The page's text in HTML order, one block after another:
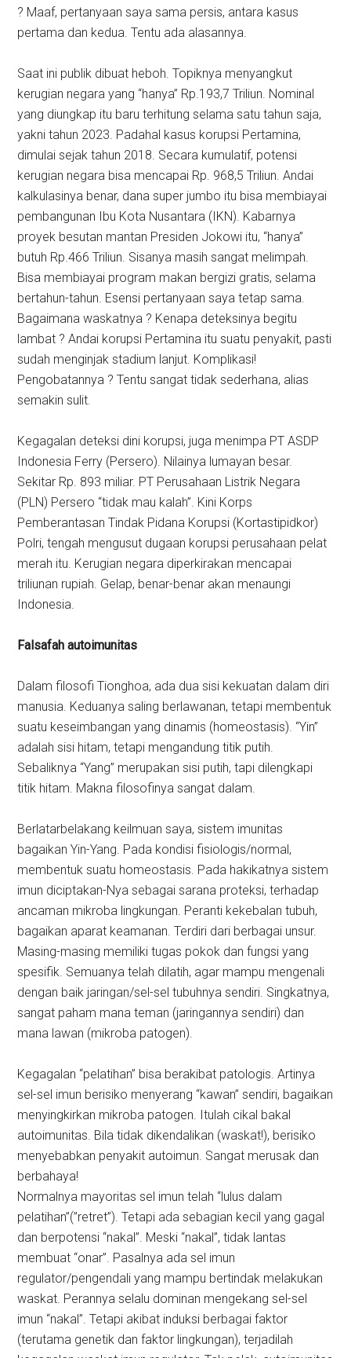
? Maaf, pertanyaan saya sama persis, antara kasus
pertama dan kedua. Tentu ada alasannya.
Saat ini publik dibuat heboh. Topiknya menyangkut
kerugian negara yang “hanya” Rp.193,7 Triliun. Nominal
yang diungkap itu baru terhitung selama satu tahun saja,
yakni tahun 2023. Padahal kasus korupsi Pertamina,
dimulai sejak tahun 2018. Secara kumulatif, potensi
kerugian negara bisa mencapai Rp. 968,5 Triliun. Andai
kalkulasinya benar, dana super jumbo itu bisa membiayai
pembangunan Ibu Kota Nusantara (IKN). Kabarnya
proyek besutan mantan Presiden Jokowi itu, “hanya”
butuh Rp.466 Triliun. Sisanya masih sangat melimpah.
Bisa membiayai program makan bergizi gratis, selama
bertahun-tahun. Esensi pertanyaan saya tetap sama.
Bagaimana waskatnya ? Kenapa deteksinya begitu
lambat ? Andai korupsi Pertamina itu suatu penyakit, pasti
sudah menginjak stadium lanjut. Komplikasi!
Pengobatannya ? Tentu sangat tidak sederhana, alias
semakin sulit.
Kegagalan deteksi dini korupsi, juga menimpa PT ASDP
Indonesia Ferry (Persero). Nilainya lumayan besar.
Sekitar Rp. 893 miliar. PT Perusahaan Listrik Negara
(PLN) Persero “tidak mau kalah”. Kini Korps
Pemberantasan Tindak Pidana Korupsi (Kortastipidkor)
Polri, tengah mengusut dugaan korupsi perusahaan pelat
merah itu. Kerugian negara diperkirakan mencapai
triliunan rupiah. Gelap, benar-benar akan menaungi
Indonesia.
Falsafah autoimunitas
Dalam filosofi Tionghoa, ada dua sisi kekuatan dalam diri
manusia. Keduanya saling berlawanan, tetapi membentuk
suatu keseimbangan yang dinamis (homeostasis). “Yin”
adalah sisi hitam, tetapi mengandung titik putih.
Sebaliknya “Yang” merupakan sisi putih, tapi dilengkapi
titik hitam. Makna filosofinya sangat dalam.
Berlatarbelakang keilmuan saya, sistem imunitas
bagaikan Yin-Yang. Pada kondisi fisiologis/normal,
membentuk suatu homeostasis. Pada hakikatnya sistem
imun diciptakan-Nya sebagai sarana proteksi, terhadap
ancaman mikroba lingkungan. Peranti kekebalan tubuh,
bagaikan aparat keamanan. Terdiri dari berbagai unsur.
Masing-masing memiliki tugas pokok dan fungsi yang
spesifik. Semuanya telah dilatih, agar mampu mengenali
dengan baik jaringan/sel-sel tubuhnya sendiri. Singkatnya,
sangat paham mana teman (jaringannya sendiri) dan
mana lawan (mikroba patogen).
Kegagalan “pelatihan” bisa berakibat patologis. Artinya
sel-sel imun berisiko menyerang “kawan” sendiri, bagaikan
menyingkirkan mikroba patogen. Itulah cikal bakal
autoimunitas. Bila tidak dikendalikan (waskat!), berisiko
menyebabkan penyakit autoimun. Sangat merusak dan
berbahaya!
Normalnya mayoritas sel imun telah “lulus dalam
pelatihan”(”retret”). Tetapi ada sebagian kecil yang gagal
dan berpotensi “nakal”. Meski “nakal”, tidak lantas
membuat “onar”. Pasalnya ada sel imun
regulator/pengendali yang mampu bertindak melakukan
waskat. Perannya selalu dominan mengekang sel-sel
imun “nakal”. Tetapi akibat induksi berbagai faktor
(terutama genetik dan faktor lingkungan), terjadilah